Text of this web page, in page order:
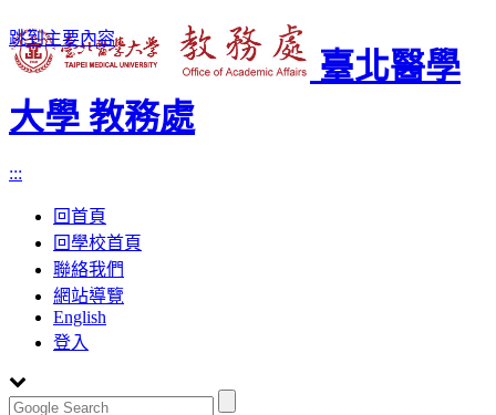
跳到主要內容
臺北醫學
大學 教務處
:::
回首頁
回學校首頁
聯絡我們
網站導覽
English
登入